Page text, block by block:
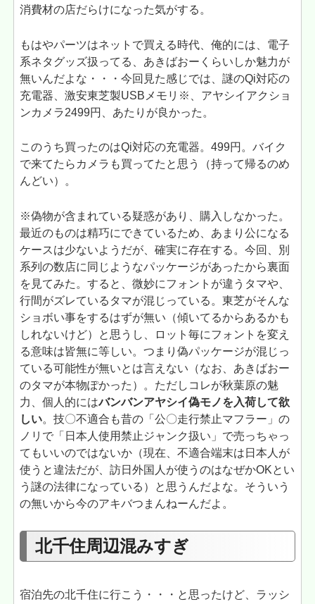
消費材の店だらけになった気がする。
もはやパーツはネットで買える時代、俺的には、電子
系ネタグッズ扱ってる、あきばおーくらいしか魅力が
無いんだよな・・・今回見た感じでは、謎のQi対応の
充電器、激安東芝製USBメモリ※、アヤシイアクショ
ンカメラ2499円、あたりが良かった。
このうち買ったのはQi対応の充電器。499円。バイク
で来てたらカメラも買ってたと思う（持って帰るのめ
んどい）。
※偽物が含まれている疑惑があり、購入しなかった。
最近のものは精巧にできているため、あまり公になる
ケースは少ないようだが、確実に存在する。今回、別
系列の数店に同じようなパッケージがあったから裏面
を見てみた。すると、微妙にフォントが違うタマや、
行間がズレているタマが混じっている。東芝がそんな
ショボい事をするはずが無い（傾いてるからあるかも
しれないけど）と思うし、ロット毎にフォントを変え
る意味は皆無に等しい。つまり偽パッケージが混じっ
ている可能性が無いとは言えない（なお、あきばおー
のタマが本物ぽかった）。ただしコレが秋葉原の魅
力、個人的にはバンバンアヤシイ偽モノを入荷して欲
しい。技〇不適合も昔の「公〇走行禁止マフラー」の
ノリで「日本人使用禁止ジャンク扱い」で売っちゃっ
てもいいのではないか（現在、不適合端末は日本人が
使うと違法だが、訪日外国人が使うのはなぜかOKとい
う謎の法律になっている）と思うんだよな。そういう
の無いから今のアキバつまんねーんだよ。
北千住周辺混みすぎ
宿泊先の北千住に行こう・・・と思ったけど、ラッシ